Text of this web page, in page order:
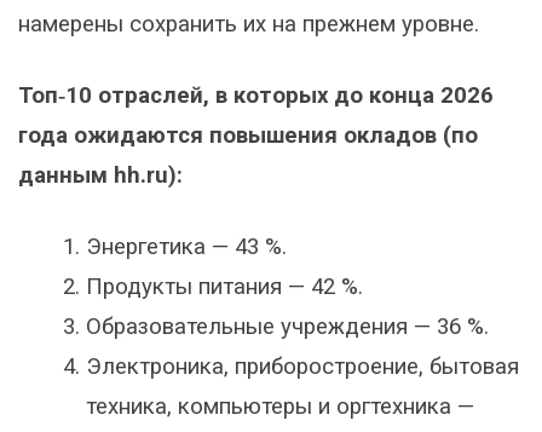
намерены сохранить их на прежнем уровне.
Топ‑10 отраслей, в которых до конца 2026
года ожидаются повышения окладов (по
данным hh.ru):
Энергетика — 43 %.
Продукты питания — 42 %.
Образовательные учреждения — 36 %.
Электроника, приборостроение, бытовая
техника, компьютеры и оргтехника —